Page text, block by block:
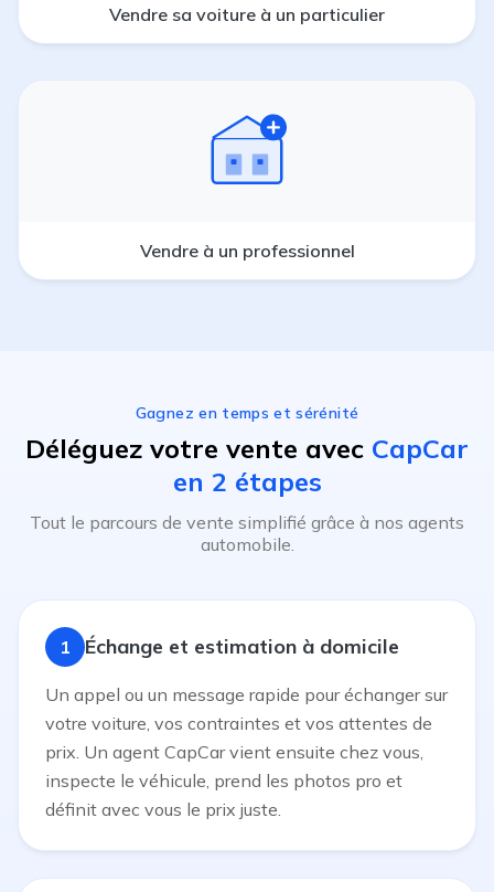
Vendre sa voiture à un particulier
Vendre à un professionnel
Gagnez en temps et sérénité
Déléguez votre vente avec CapCar
en 2 étapes
Tout le parcours de vente simplifié grâce à nos agents
automobile.
1 Échange et estimation à domicile
Un appel ou un message rapide pour échanger sur
votre voiture, vos contraintes et vos attentes de
prix. Un agent CapCar vient ensuite chez vous,
inspecte le véhicule, prend les photos pro et
définit avec vous le prix juste.